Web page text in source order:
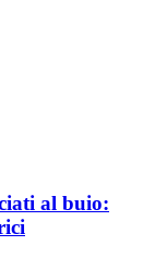
al buio: